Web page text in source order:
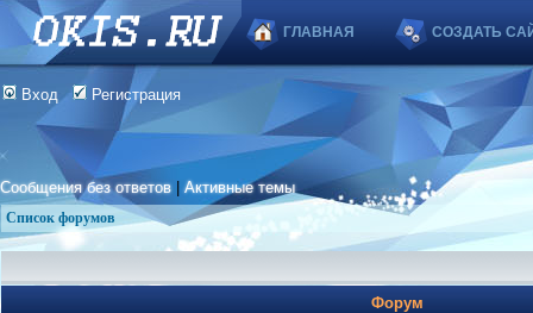
ГЛАВНАЯ СОЗДАТЬ
Вход Регистрация
Сообщения без ответов |Активные темы
Список форумов
Форум